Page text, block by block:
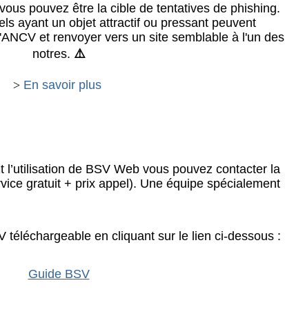
pouvez être la cible de tentatives de phishing.
ayant un objet attractif ou pressant peuvent
et renvoyer vers un site semblable à l'un des
notres. ⚠️
> En savoir plus
de BSV Web vous pouvez contacter la
gratuit + prix appel). Une équipe spécialement
téléchargeable en cliquant sur le lien ci-dessous :
Guide BSV